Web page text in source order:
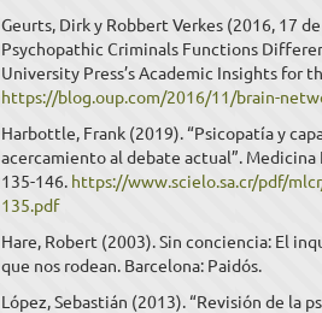
Geurts, Dirk y Robbert Verkes (2016, 17
Psychopathic Criminals Functions
University Press’s Academic Insights for
https://blog.oup.com/2016/11/brain-
Harbottle, Frank (2019). “Psicopatía y
acercamiento al debate actual”. Medicina
135-146. https://www.scielo.sa.cr/pdf/
135.pdf
Hare, Robert (2003). Sin conciencia: El
que nos rodean. Barcelona: Paidós.
López, Sebastián (2013). “Revisión de la